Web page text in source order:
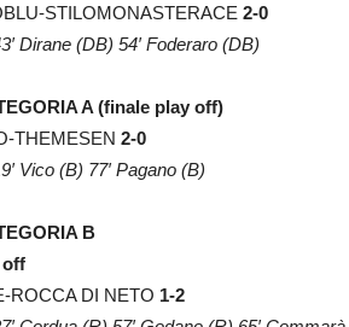
STILOMONASTERACE 2-0
Dirane (DB) 54′ Foderaro (DB)
A (finale play off)
THEMESEN 2-0
Vico (B) 77′ Pagano (B)
B
off
ROCCA DI NETO 1-2